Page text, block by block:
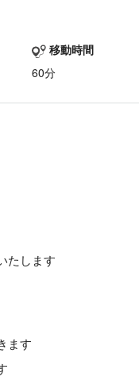
移動時間
60分
たします
ます